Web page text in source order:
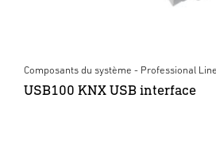
Composants du système - Professional Line
USB100 KNX USB interface